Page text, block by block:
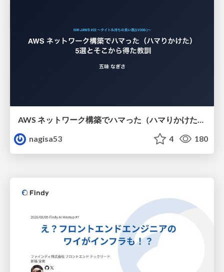
AWS ネットワーク構築でハマった（ハマりかけた） 5選とそこから得た教訓
nagisa53
4 180